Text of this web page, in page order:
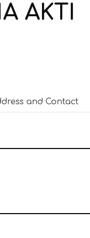
AKTI
and Contact